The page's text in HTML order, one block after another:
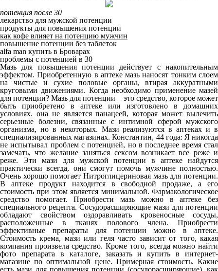
потенция после 30
лекарство для мужской потенции
продукты для повышения потенции
как кофе влияет на потенцию мужчин
повышение потенции без таблеток
alfa man купить в Броварах
проблемы с потенцией в 30
Мазь для повышения потенции действует с накопительным
эффектом. Приобретенную в аптеке мазь наносят тонким слоем
на чистые и сухие половые органы, втирая аккуратными
круговыми движениями. Когда необходимо применение мазей
для потенции? Мазь для потенции – это средство, которое может
быть приобретено в аптеке или изготовлено в домашних
условиях. она не является панацеей, которая может вылечить
серьезные болезни, связанные с интимной сферой мужского
организма, но в некоторых. Мази реализуются в аптеках и в
специализированных магазинах. Константин, 44 года: Я никогда
не испытывал проблем с потенцией, но в последнее время стал
замечать, что желание заняться сексом возникает все реже и
реже. Эти мази для мужской потенции в аптеке найдутся
практически всегда, они смогут помочь мужчине полностью.
Очень хорошо помогает Нитроглицериновая мазь для потенции.
В аптеке продукт находится в свободной продаже, а его
стоимость при этом является минимальной. Фармакологическое
средство помогает. Приобрести мазь можно в аптеке без
специального рецепта. Сосудорасширяющие мази для потенции
обладают свойством оздоравливать кровеносные сосуды,
расположенные в тканях полового члена. Приобрести
эффективные препараты для потенции можно в аптеке.
Стоимость крема, мази или геля часто зависит от того, какая
компания произвела средство. Кроме того, всегда можно найти
фото препарата в каталоге, заказать и купить в интернет-
магазине по оптимальной цене. Примерная стоимость. Какие
есть мази для повышения потенции (сосудорасширяющие), как